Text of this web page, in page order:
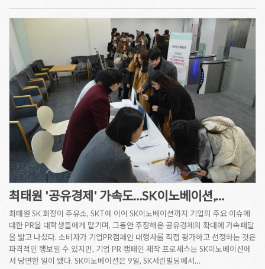
최태원 '공유경제' 가속도…SK이노베이션,…
최태원 SK 회장이 주유소, SKT에 이어 SK이노베이션까지 기업의 주요 이슈에
대한 PR을 대학생들에게 맡기며, 그동안 주장해온 공유경제의 확대에 가속페달
을 밟고 나섰다. 소비자가 기업PR캠페인 대행사를 직접 평가하고 선정하는 것은
파격적인 행보일 수 있지만, 기업 PR 캠페인 제작 프로세스는 SK이노베이션에
서 당연한 일이 됐다. SK이노베이션은 9일, SK서린빌딩에서…